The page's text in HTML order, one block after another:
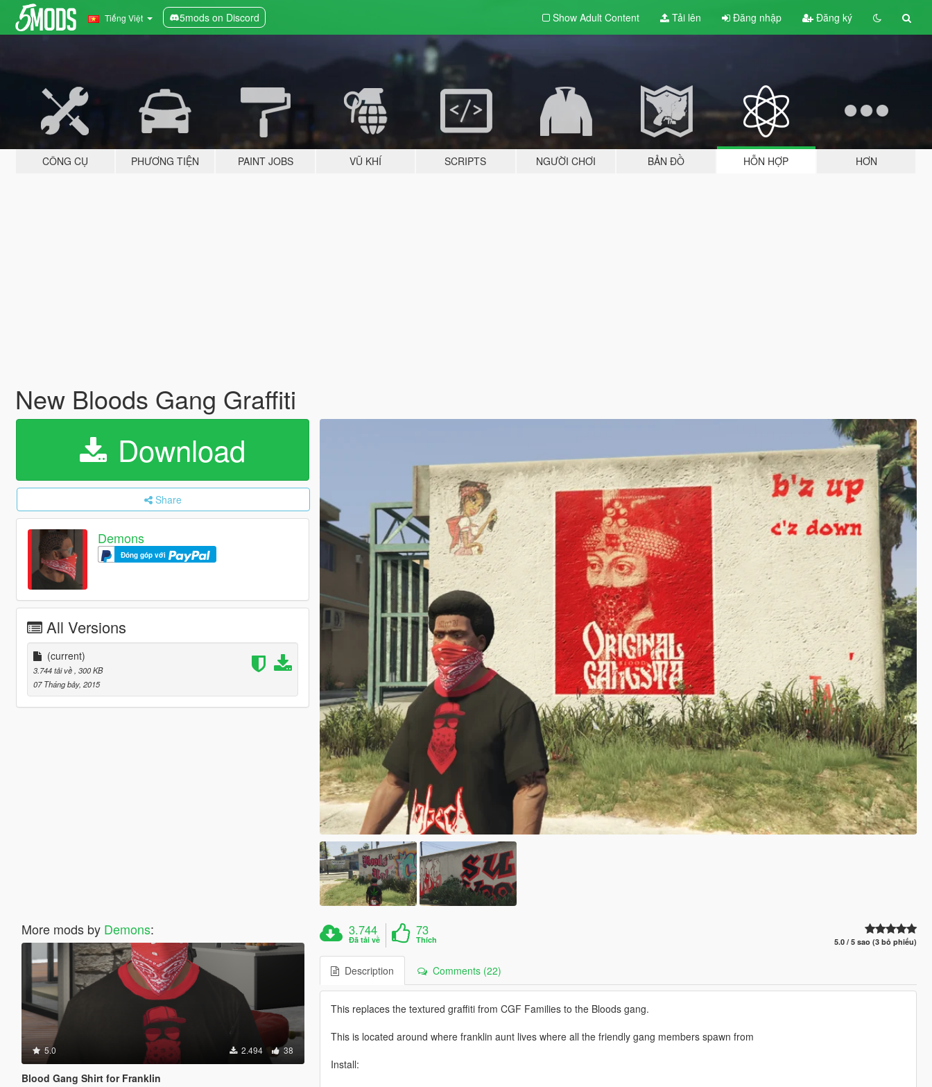
Tiếng Việt 5mods on Discord Show Adult Content Tải lên Đăng nhập Đăng ký
CÔNG CỤ PHƯƠNG TIỆN PAINT JOBS VŨ KHÍ SCRIPTS NGƯỜI CHƠI BẢN ĐỒ HỖN HỢP HƠN
New Bloods Gang Graffiti
Download
Share
Demons
Đóng góp với
All Versions
(current)
3.744 tải về , 300 KB
07 Tháng bảy, 2015
More mods by Demons:
5.0 2.494 38
Blood Gang Shirt for Franklin
3.744
Đã tải về
73
Thích 5.0 / 5 sao (3 bỏ phiếu)
Description Comments (22)
This replaces the textured graffiti from CGF Families to the Bloods gang.
This is located around where franklin aunt lives where all the friendly gang members spawn from
Install: